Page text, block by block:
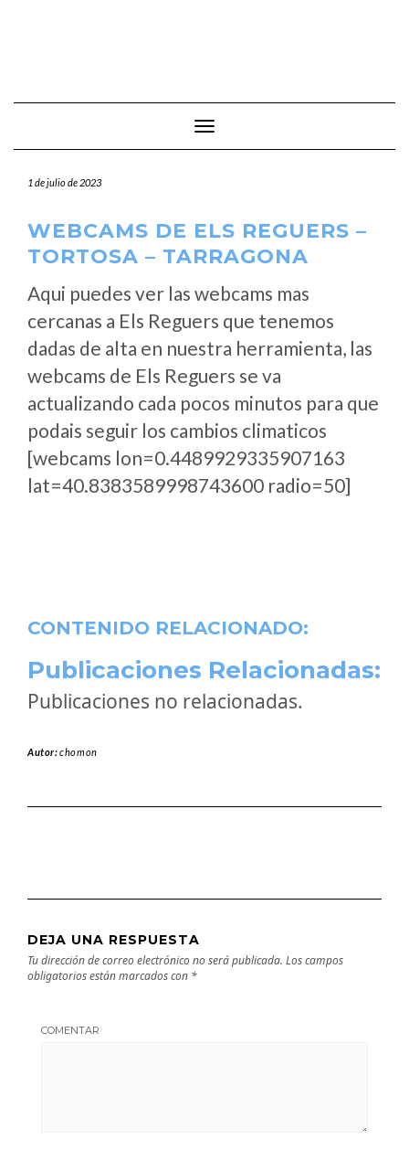
Cambiar modo de navegación
1 de julio de 2023
WEBCAMS DE ELS REGUERS –
TORTOSA – TARRAGONA
Aqui puedes ver las webcams mas
cercanas a Els Reguers que tenemos
dadas de alta en nuestra herramienta, las
webcams de Els Reguers se va
actualizando cada pocos minutos para que
podais seguir los cambios climaticos
[webcams lon=0.4489929335907163
lat=40.8383589998743600 radio=50]
CONTENIDO RELACIONADO:
Publicaciones Relacionadas:
Publicaciones no relacionadas.
Autor:chomon
DEJA UNA RESPUESTA
Tu dirección de correo electrónico no será publicada. Los campos
obligatorios están marcados con *
COMENTAR